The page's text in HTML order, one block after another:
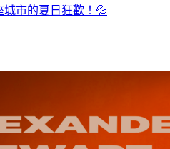
市的夏日狂歡！💦